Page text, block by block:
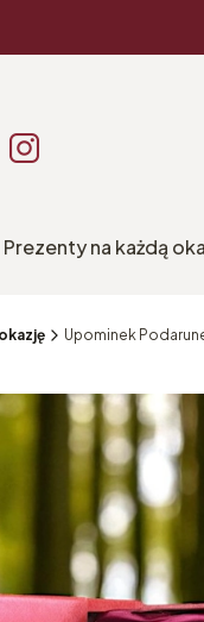
Prezenty na każdą
Upominek